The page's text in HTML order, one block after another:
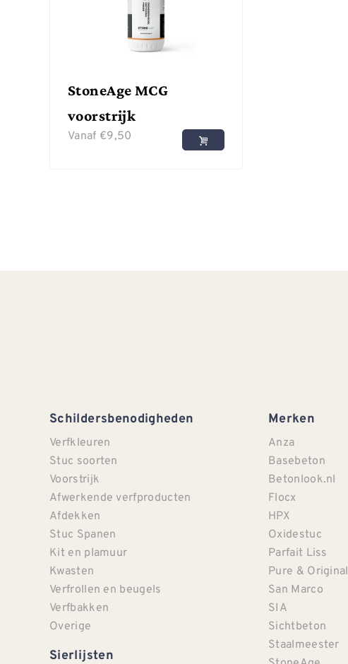
StoneAge MCG
voorstrijk
Vanaf €9,50
Schildersbenodigheden
Verfkleuren
Stuc soorten
Voorstrijk
Afwerkende verfproducten
Afdekken
Stuc Spanen
Kit en plamuur
Kwasten
Verfrollen en beugels
Verfbakken
Overige
Sierlijsten
Merken
Anza
Basebeton
Betonlook.nl
Flocx
HPX
Oxidestuc
Parfait Liss
Pure & Original
San Marco
SIA
Sichtbeton
Staalmeester